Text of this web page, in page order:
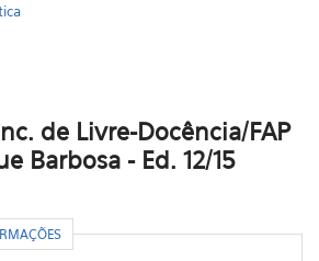
de Livre-Docência/FAP
Barbosa - Ed. 12/15